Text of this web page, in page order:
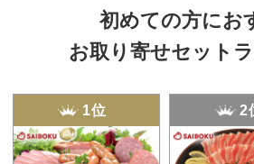
初めての方にお
お取り寄せセット
1位 2